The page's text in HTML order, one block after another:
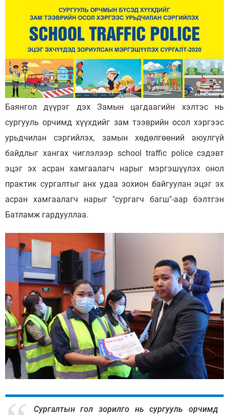
Баянгол дүүрэг дэх Замын цагдаагийн хэлтэс нь
сургууль орчимд хүүхдийг зам тээврийн осол хэргээс
урьдчилан сэргийлэх, замын хөдөлгөөний аюулгүй
байдлыг хангах чиглэлээр school traffic police сэдэвт
эцэг эх асран хамгаалагч нарыг мэргэшүүлэх онол
практик сургалтыг анх удаа зохион байгуулан эцэг эх
асран хамгаалагч нарыг "сургагч багш"-аар бэлтгэн
Батламж гардууллаа.
Сургалтын гол зорилго нь сургууль орчимд